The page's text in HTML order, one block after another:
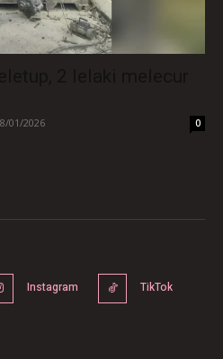
01/2026 0
Instagram TikTok